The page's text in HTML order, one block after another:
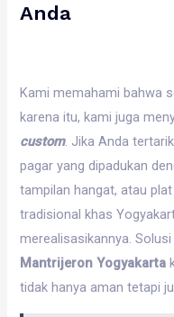
Anda
Kami memahami bahwa
karena itu, kami juga
custom. Jika Anda
pagar yang dipadukan
tampilan hangat, atau plat
tradisional khas
merealisasikannya. Solusi
Mantrijeron Yogyakarta
tidak hanya aman tetapi